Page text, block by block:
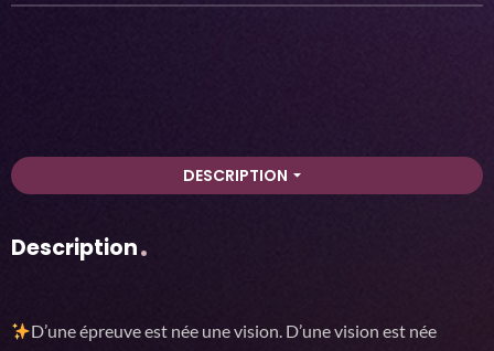
DESCRIPTION arrow_drop_down
Description
D’une épreuve est née une vision. D’une vision est née